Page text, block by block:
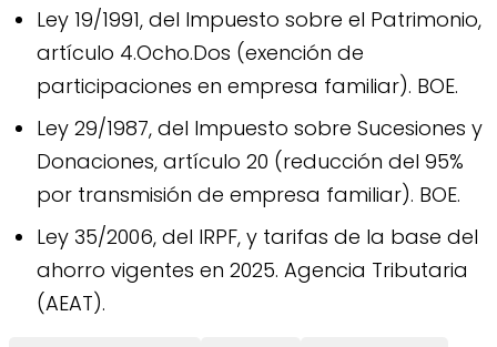
Ley 19/1991, del Impuesto sobre el Patrimonio,
artículo 4.Ocho.Dos (exención de
participaciones en empresa familiar). BOE.
Ley 29/1987, del Impuesto sobre Sucesiones y
Donaciones, artículo 20 (reducción del 95%
por transmisión de empresa familiar). BOE.
Ley 35/2006, del IRPF, y tarifas de la base del
ahorro vigentes en 2025. Agencia Tributaria
(AEAT).